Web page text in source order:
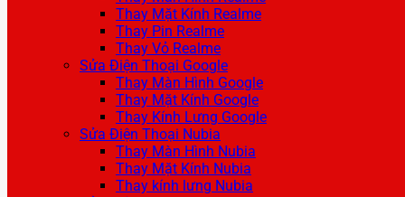
Thay Mặt Kính Realme
Thay Pin Realme
Thay Vỏ Realme
Sửa Điện Thoại Google
Thay Màn Hình Google
Thay Mặt Kính Google
Thay Kính Lưng Google
Sửa Điện Thoại Nubia
Thay Màn Hình Nubia
Thay Mặt Kính Nubia
Thay kính lưng Nubia